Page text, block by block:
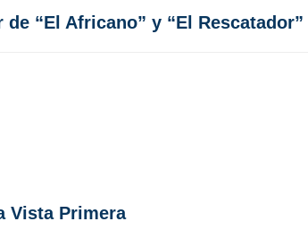
“El Africano” y “El
Vista Primera